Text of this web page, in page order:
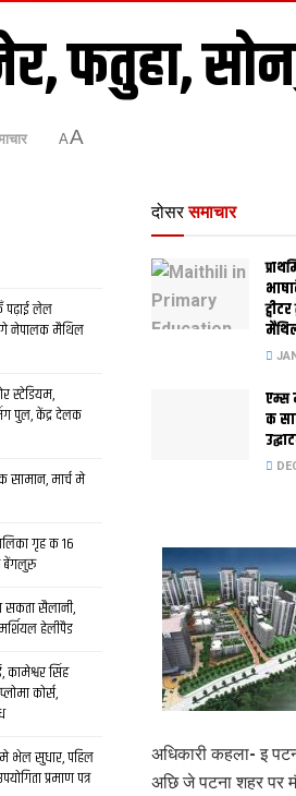
फतुहा,
AA
दोसर समाचार
एम्स
क
अधिकारी कहला- इ
अछि जे पटना शहर पर
पढ़ाई लेल
नेपालक मैथिल
स्‍टेडि‍यम,
पुल, केंद्र देलक
सामान, मार्च मे
गृह क 16
बेंगलुरु
सकता सैलानी,
हेलीपैड
कामेश्वर सिंह
कोर्स,
मे भेल सुधार, पहिल
प्रमाण पत्र